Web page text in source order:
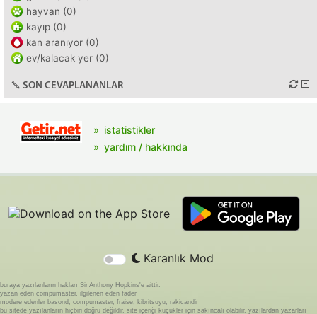
hayvan (0)
kayıp (0)
kan aranıyor (0)
ev/kalacak yer (0)
SON CEVAPLANANLAR
istatistikler
yardım / hakkında
Karanlık Mod
buraya yazılanların hakları Sir Anthony Hopkins'e aittir.
yazan eden compumaster, ilgilenen eden fader
modere edenler basond, compumaster, fraise, kibritsuyu, rakicandir
bu sitede yazılanların hiçbiri doğru değildir. site içeriği küçükler için sakıncalı olabilir. yazılardan yazarları